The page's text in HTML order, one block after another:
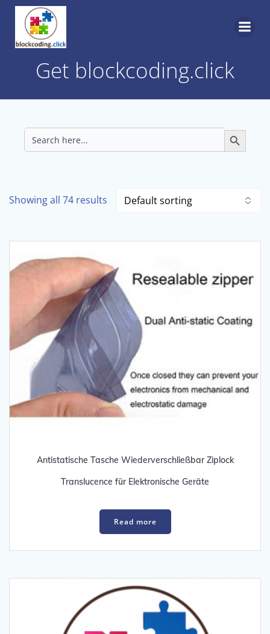
Get blockcoding.click
Search
Search
Button
Showing all 74 results
Antistatische Tasche Wiederverschließbar Ziplock
Translucence für Elektronische Geräte
Read more